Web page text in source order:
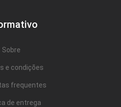
Sobre
e condições
frequentes
de entrega